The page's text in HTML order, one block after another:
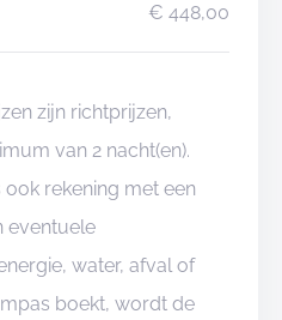
€ 448,00
zijn richtprijzen,
van 2 nacht(en).
rekening met een
eventuele
water, afval of
boekt, wordt de